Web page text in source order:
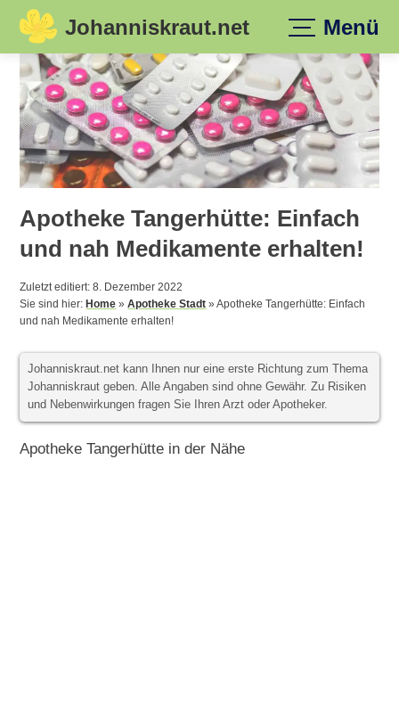
Skip
content
Johanniskraut.net Menü
Apotheke Tangerhütte: Einfach
und nah Medikamente erhalten!
Zuletzt editiert: 8. Dezember 2022
Sie sind hier:Home »Apotheke Stadt »Apotheke Tangerhütte: Einfach
und nah Medikamente erhalten!
Johanniskraut.net kann Ihnen nur eine erste Richtung zum Thema
Johanniskraut geben. Alle Angaben sind ohne Gewähr. Zu Risiken
und Nebenwirkungen fragen Sie Ihren Arzt oder Apotheker.
Apotheke Tangerhütte in der Nähe